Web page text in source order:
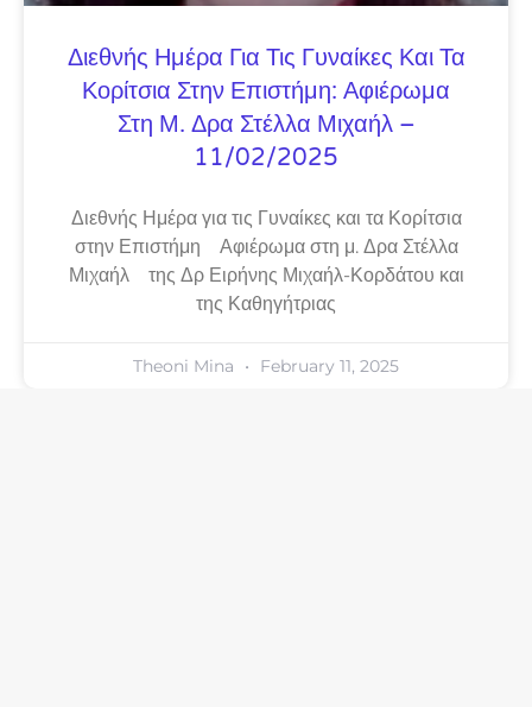
Διεθνής Ημέρα Για Τις Γυναίκες Και Τα
Κορίτσια Στην Επιστήμη: Αφιέρωμα
Στη Μ. Δρα Στέλλα Μιχαήλ –
11/02/2025
Διεθνής Ημέρα για τις Γυναίκες και τα Κορίτσια
στην Επιστήμη Αφιέρωμα στη μ. Δρα Στέλλα
Μιχαήλ της Δρ Ειρήνης Μιχαήλ-Κορδάτου και
της Καθηγήτριας
Theoni Mina February 11, 2025